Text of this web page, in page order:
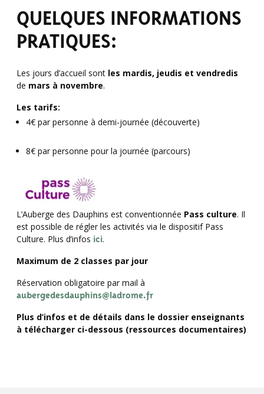
QUELQUES INFORMATIONS
PRATIQUES:
Les jours d’accueil sont les mardis, jeudis et vendredis
de mars à novembre.
Les tarifs:
4€ par personne à demi-journée (découverte)
8€ par personne pour la journée (parcours)
L’Auberge des Dauphins est conventionnée Pass culture. Il
est possible de régler les activités via le dispositif Pass
Culture. Plus d’infos ici.
Maximum de 2 classes par jour
Réservation obligatoire par mail à
aubergedesdauphins@ladrome.fr
Plus d’infos et de détails dans le dossier enseignants
à télécharger ci-dessous (ressources documentaires)